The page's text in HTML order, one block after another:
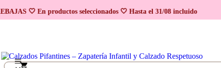
🤍 En productos seleccionados 🤍 Hasta el 31/08 incluido
Saltar al contenido